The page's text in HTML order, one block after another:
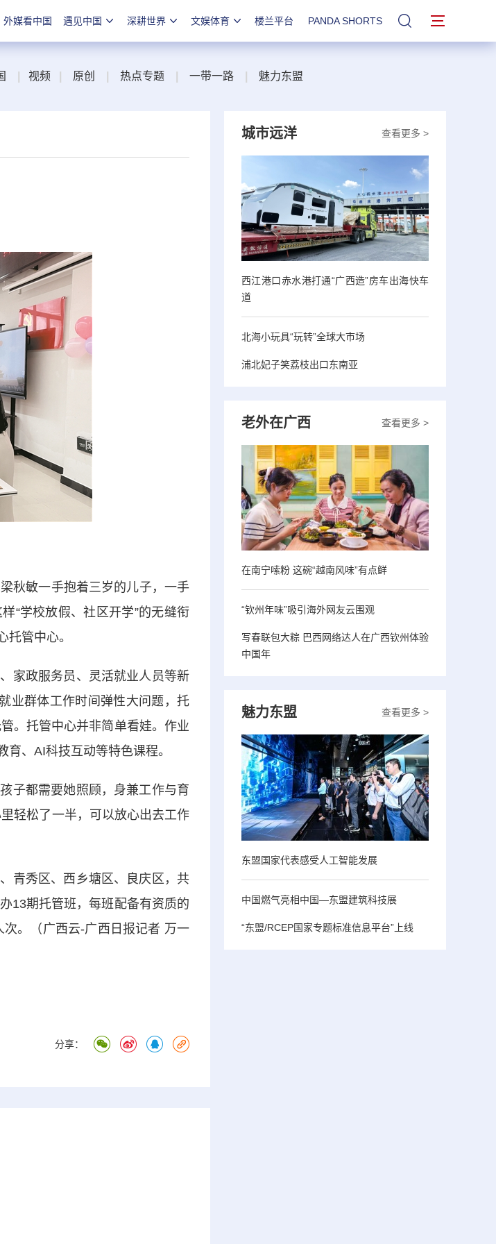
外媒看中国 遇见中国 深耕世界 文娱体育 楼兰平台 PANDA SHORTS 站内搜索
视频 原创 热点专题 一带一路 魅力东盟
秋敏一手抱着三岁的儿子，一手
“学校放假、社区开学”的无缝衔
管中心。
家政服务员、灵活就业人员等新
业群体工作时间弹性大问题，托
。托管中心并非简单看娃。作业
、AI科技互动等特色课程。
都需要她照顾，身兼工作与育
轻松了一半，可以放心出去工作
青秀区、西乡塘区、良庆区，共
13期托管班，每班配备有资质的
。（广西云-广西日报记者 万一
分享：
查看更多 >
城市远洋
西江港口赤水港打通“广西造”房车出海快车
道
北海小玩具“玩转”全球大市场
浦北妃子笑荔枝出口东南亚
查看更多 >
老外在广西
在南宁嗦粉 这碗“越南风味”有点鲜
“钦州年味”吸引海外网友云围观
写春联包大粽 巴西网络达人在广西钦州体验
中国年
查看更多 >
魅力东盟
东盟国家代表感受人工智能发展
中国燃气亮相中国—东盟建筑科技展
“东盟/RCEP国家专题标准信息平台”上线